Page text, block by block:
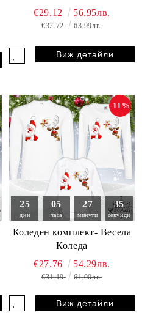
€29.12 56.95лв.
€32.72 63.99лв.
Виж детайли
25
дни
05
часа
27
минути
33
секунди
Коледен комплект- Весела
Коледа
-11%
€27.76 54.29лв.
€31.19 61.00лв.
Виж детайли